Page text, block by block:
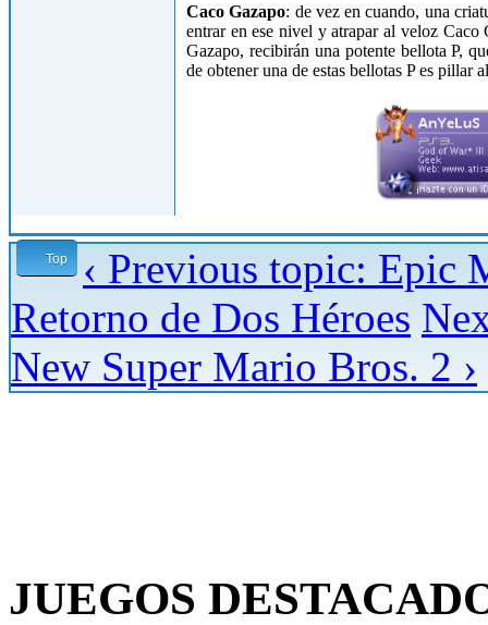
Caco Gazapo: de vez en cuando, una
entrar en ese nivel y atrapar al veloz Caco
Gazapo, recibirán una potente bellota P,
de obtener una de estas bellotas P es pillar
Top
‹ Previous topic: Epic
Retorno de Dos Héroes
New Super Mario Bros. 2 ›
JUEGOS